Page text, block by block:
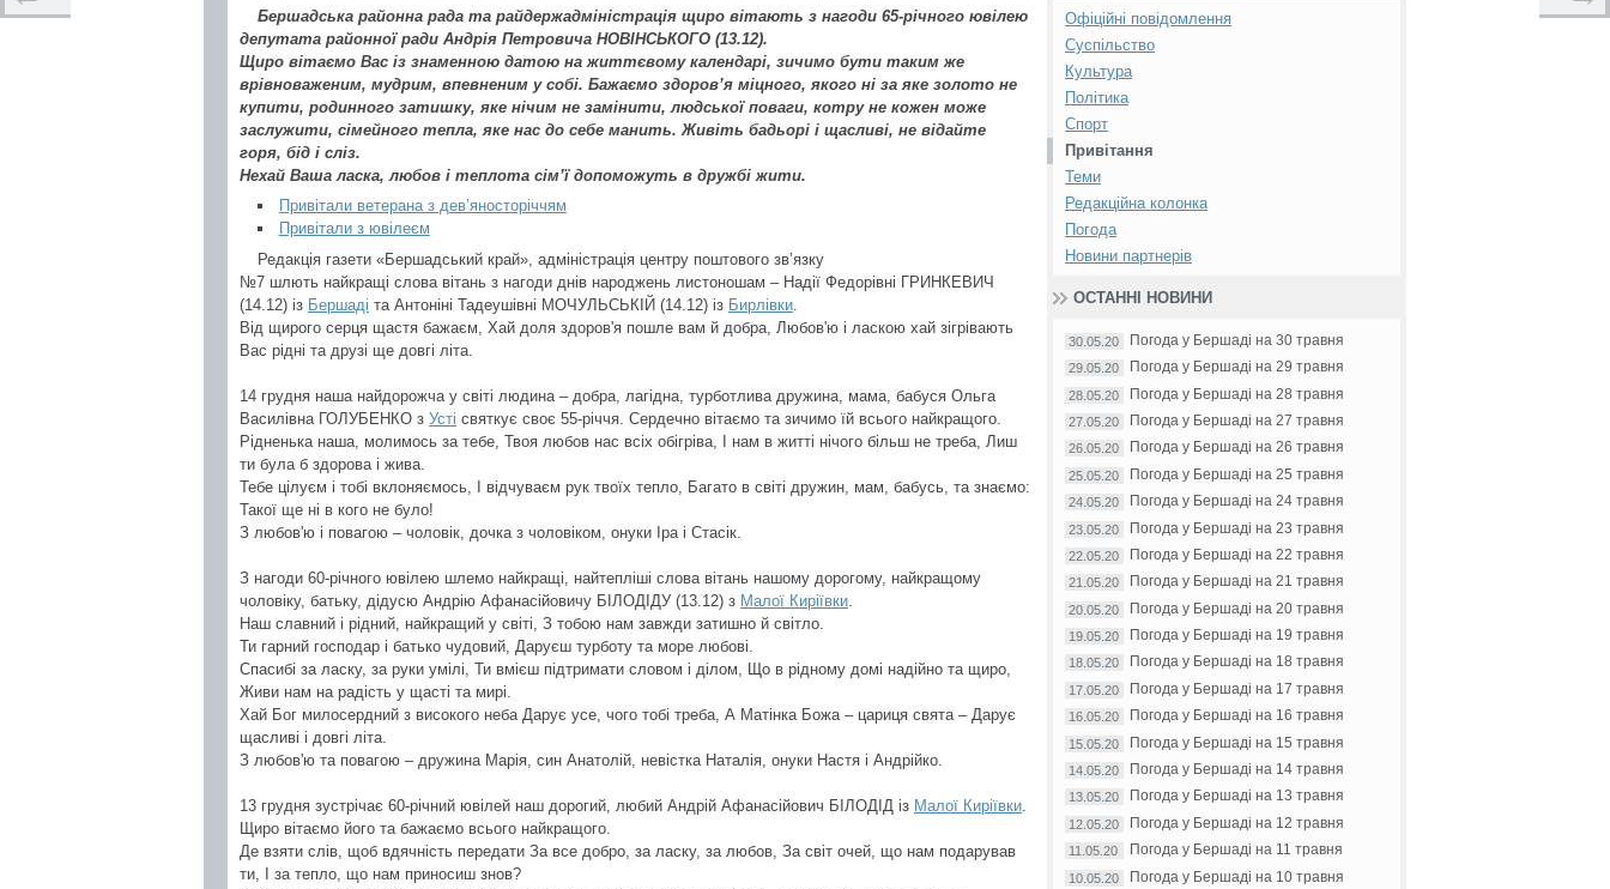
Бершадська районна рада та райдержадміністрація щиро вітають з нагоди 65-річного ювілею
депутата районної ради Андрія Петровича НОВІНСЬКОГО (13.12).
Щиро вітаємо Вас із знаменною датою на життєвому календарі, зичимо бути таким же
врівноваженим, мудрим, впевненим у собі. Бажаємо здоров’я міцного, якого ні за яке золото не
купити, родинного затишку, яке нічим не замінити, людської поваги, котру не кожен може
заслужити, сімейного тепла, яке нас до себе манить. Живіть бадьорі і щасливі, не відайте
горя, бід і сліз.
Нехай Ваша ласка, любов і теплота сім’ї допоможуть в дружбі жити.
Привітали ветерана з дев’яносторіччям
Привітали з ювілеєм
Редакція газети «Бершадський край», адміністрація центру поштового зв’язку
№7 шлють найкращі слова вітань з нагоди днів народжень листоношам – Надії Федорівні ГРИНКЕВИЧ
(14.12) із Бершаді та Антоніні Тадеушівні МОЧУЛЬСЬКІЙ (14.12) із Бирлівки
Від щирого серця щастя бажаєм, Хай доля здоров'я пошле вам й добра, Любов'ю і ласкою хай зігрівають
Вас рідні та друзі ще довгі літа.
14 грудня наша найдорожча у світі людина – добра, лагідна, турботлива дружина, мама, бабуся Ольга
Василівна ГОЛУБЕНКО з Усті святкує своє 55-річчя. Сердечно вітаємо та зичимо їй всього найкращого.
Рідненька наша, молимось за тебе, Твоя любов нас всіх обігріва, І нам в житті нічого більш не треба, Лиш
ти була б здорова і жива.
Тебе цілуєм і тобі вклоняємось, І відчуваєм рук твоїх тепло, Багато в світі дружин, мам, бабусь, та знаємо:
Такої ще ні в кого не було!
З любов'ю і повагою – чоловік, дочка з чоловіком, онуки Іра і Стасік.
З нагоди 60-річного ювілею шлемо найкращі, найтепліші слова вітань нашому дорогому, найкращому
чоловіку, батьку, дідусю Андрію Афанасійовичу БІЛОДІДУ (13.12) з Малої Киріївки
Наш славний і рідний, найкращий у світі, З тобою нам завжди затишно й світло.
Ти гарний господар і батько чудовий, Даруєш турботу та море любові.
Спасибі за ласку, за руки умілі, Ти вмієш підтримати словом і ділом, Що в рідному домі надійно та щиро,
Живи нам на радість у щасті та мирі.
Хай Бог милосердний з високого неба Дарує усе, чого тобі треба, А Матінка Божа – цариця свята – Дарує
щасливі і довгі літа.
З любов'ю та повагою – дружина Марія, син Анатолій, невістка Наталія, онуки Настя і Андрійко.
13 грудня зустрічає 60-річний ювілей наш дорогий, любий Андрій Афанасійович БІЛОДІД із Малої Киріївки
Щиро вітаємо його та бажаємо всього найкращого.
Де взяти слів, щоб вдячність передати За все добро, за ласку, за любов, За світ очей, що нам подарував
ти, І за тепло, що нам приносиш знов?
Офіційні повідомлення
Суспільство
Культура
Політика
Спорт
Привітання
Теми
Редакційна колонка
Погода
Новини партнерів
ОСТАННІ НОВИНИ
30.05.20 Погода у Бершаді на 30 травня
29.05.20 Погода у Бершаді на 29 травня
28.05.20 Погода у Бершаді на 28 травня
27.05.20 Погода у Бершаді на 27 травня
26.05.20 Погода у Бершаді на 26 травня
25.05.20 Погода у Бершаді на 25 травня
24.05.20 Погода у Бершаді на 24 травня
23.05.20 Погода у Бершаді на 23 травня
22.05.20 Погода у Бершаді на 22 травня
21.05.20 Погода у Бершаді на 21 травня
20.05.20 Погода у Бершаді на 20 травня
19.05.20 Погода у Бершаді на 19 травня
18.05.20 Погода у Бершаді на 18 травня
17.05.20 Погода у Бершаді на 17 травня
16.05.20 Погода у Бершаді на 16 травня
15.05.20 Погода у Бершаді на 15 травня
14.05.20 Погода у Бершаді на 14 травня
13.05.20 Погода у Бершаді на 13 травня
12.05.20 Погода у Бершаді на 12 травня
11.05.20 Погода у Бершаді на 11 травня
10.05.20 Погода у Бершаді на 10 травня